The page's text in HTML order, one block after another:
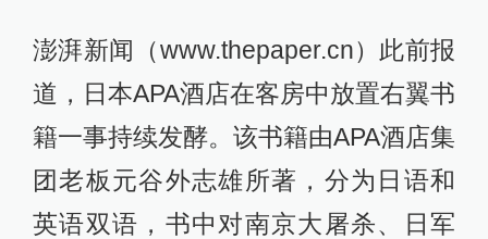
澎湃新闻（www.thepaper.cn）此前报
道，日本APA酒店在客房中放置右翼书
籍一事持续发酵。该书籍由APA酒店集
团老板元谷外志雄所著，分为日语和
英语双语，书中对南京大屠杀、日军